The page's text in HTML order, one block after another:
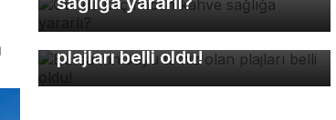
Bursa'nın suyu temiz olan
plajları belli oldu!